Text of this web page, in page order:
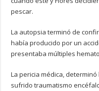
pescar.
La autopsia terminó de
había producido por un
presentaba múltiples
La pericia médica,
sufrido traumatismo